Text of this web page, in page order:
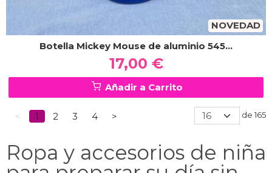
NOVEDAD
Botella Mickey Mouse de aluminio 545...
17,00 €
Añadir a Carrito
< 1 2 3 4 > de 165
Ropa y accesorios de niña